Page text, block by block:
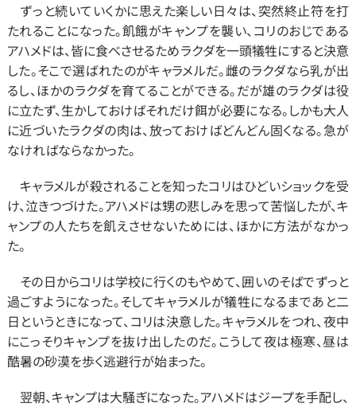
ずっと続いていくかに思えた楽しい日々は、突然終止符を打
たれることになった。飢餓がキャンプを襲い、コリのおじである
アハメドは、皆に食べさせるためラクダを一頭犠牲にすると決意
した。そこで選ばれたのがキャラメルだ。雌のラクダなら乳が出
るし、ほかのラクダを育てることができる。だが雄のラクダは役
に立たず、生かしておけばそれだけ餌が必要になる。しかも大人
に近づいたラクダの肉は、放っておけばどんどん固くなる。急が
なければならなかった。
キャラメルが殺されることを知ったコリはひどいショックを受
け、泣きつづけた。アハメドは甥の悲しみを思って苦悩したが、キ
ャンプの人たちを飢えさせないためには、ほかに方法がなかっ
た。
その日からコリは学校に行くのもやめて、囲いのそばでずっと
過ごすようになった。そしてキャラメルが犠牲になるまであと二
日というときになって、コリは決意した。キャラメルをつれ、夜中
にこっそりキャンプを抜け出したのだ。こうして夜は極寒、昼は
酷暑の砂漠を歩く逃避行が始まった。
翌朝、キャンプは大騒ぎになった。アハメドはジープを手配し、